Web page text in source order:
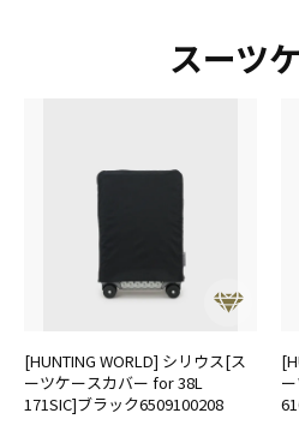
スーツ
[HUNTING WORLD] シリウス[ス
ーツケースカバー for 38L
171SIC]ブラック6509100208